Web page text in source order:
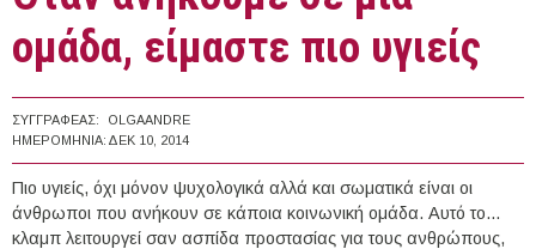
ομάδα, είμαστε πιο υγιείς
ΣΥΓΓΡΑΦΈΑΣ:
OLGAANDRE
ΗΜΕΡΟΜΗΝΊΑ: ΔΕΚ 10, 2014
Πιο υγιείς, όχι μόνον ψυχολογικά αλλά και σωματικά είναι οι
άνθρωποι που ανήκουν σε κάποια κοινωνική ομάδα. Αυτό το...
κλαμπ λειτουργεί σαν ασπίδα προστασίας για τους ανθρώπους,